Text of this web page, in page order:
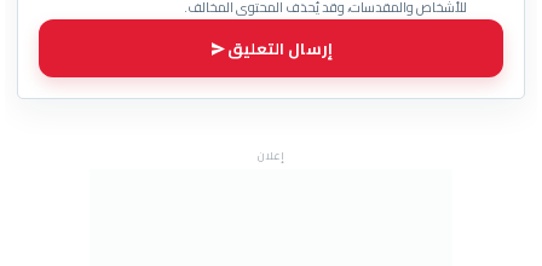
للأشخاص والمقدسات، وقد يُحذف المحتوى المخالف.
إرسال التعليق
إعلان